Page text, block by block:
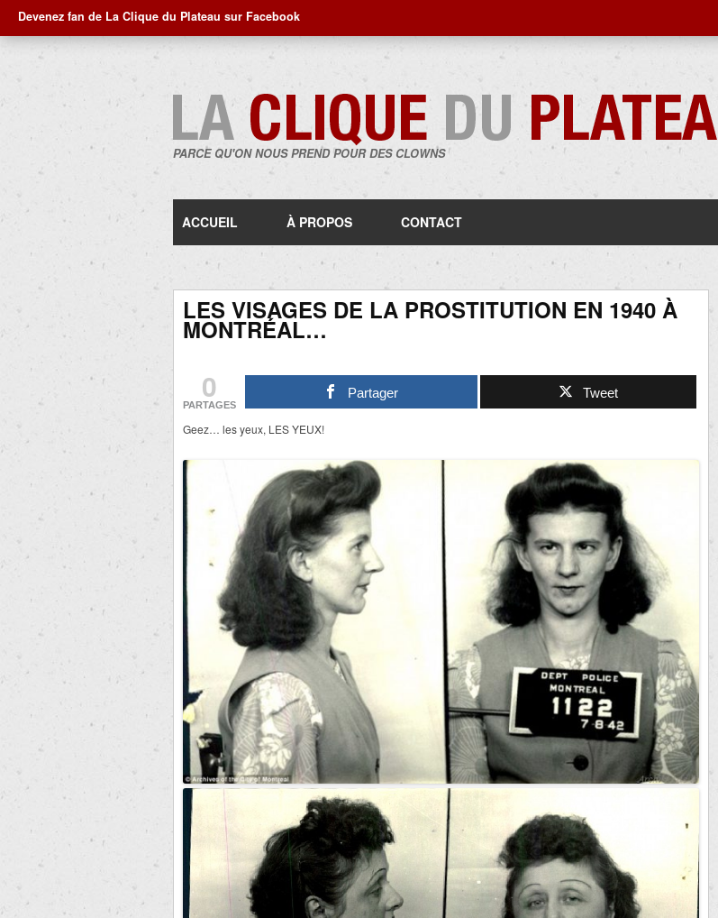
Devenez fan de La Clique du Plateau sur Facebook
PARCE QU'ON NOUS PREND POUR DES CLOWNS
au
ACCUEIL À PROPOS CONTACT
LES VISAGES DE LA PROSTITUTION EN 1940 À
MONTRÉAL…
0
PARTAGES
Partager Tweet
Geez… les yeux, LES YEUX!